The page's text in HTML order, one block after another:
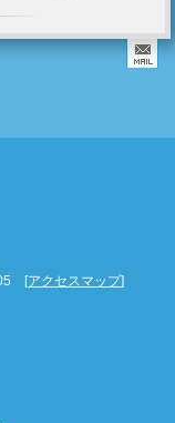
05 [アクセスマップ]